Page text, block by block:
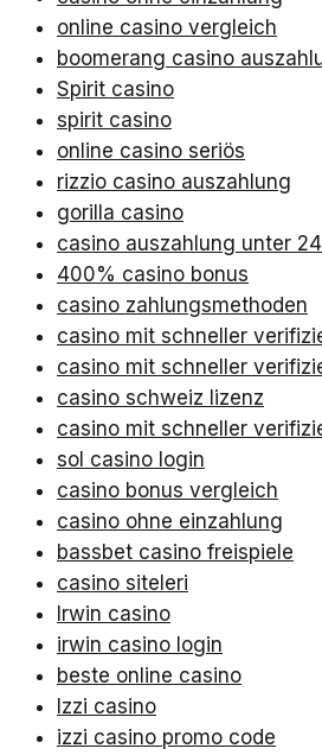
online casino vergleich
boomerang casino
Spirit casino
spirit casino
online casino seriös
rizzio casino auszahlung
gorilla casino
casino auszahlung unter
400% casino bonus
casino zahlungsmethoden
casino mit schneller
casino mit schneller
casino schweiz lizenz
casino mit schneller
sol casino login
casino bonus vergleich
casino ohne einzahlung
bassbet casino freispiele
casino siteleri
Irwin casino
irwin casino login
beste online casino
Izzi casino
izzi casino promo code